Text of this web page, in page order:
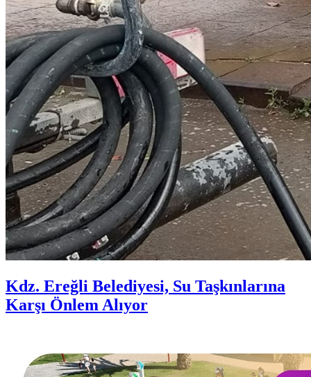
Kdz. Ereğli Belediyesi, Su Taşkınlarına
Karşı Önlem Alıyor